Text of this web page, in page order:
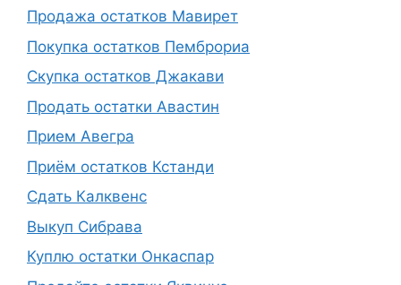
Продажа остатков Мавирет
Покупка остатков Пемброриа
Скупка остатков Джакави
Продать остатки Авастин
Прием Авегра
Приём остатков Кстанди
Сдать Калквенс
Выкуп Сибрава
Куплю остатки Онкаспар